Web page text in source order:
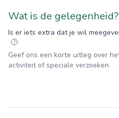
Wat is de
Is er iets extra dat je wil